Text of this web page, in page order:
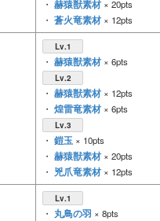
・ 赫猿獣素材 × 20pts
・ 蒼火竜素材 × 12pts
Lv.1
・ 赫猿獣素材 × 6pts
Lv.2
・ 赫猿獣素材 × 12pts
・ 煌雷竜素材 × 6pts
Lv.3
・ 鎧玉 × 10pts
・ 赫猿獣素材 × 20pts
・ 兇爪竜素材 × 12pts
Lv.1
・ 丸鳥の羽 × 8pts